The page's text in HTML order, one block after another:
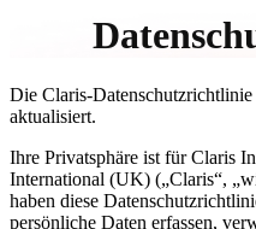
Die Claris-
aktualisiert.
Ihre Privatsphäre ist für Claris
International (UK) („Claris“,
haben diese
persönliche Daten erfassen,